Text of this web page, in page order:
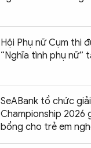
Hội Phụ nữ Cụm thi
“Nghĩa tình phụ nữ”
SeABank tổ chức
Championship 2026
bổng cho trẻ em